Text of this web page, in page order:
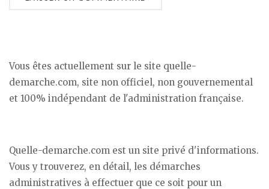
Vous êtes actuellement sur le site quelle-
demarche.com, site non officiel, non gouvernemental
et 100% indépendant de l'administration française.
Quelle-demarche.com est un site privé d'informations.
Vous y trouverez, en détail, les démarches
administratives à effectuer que ce soit pour un